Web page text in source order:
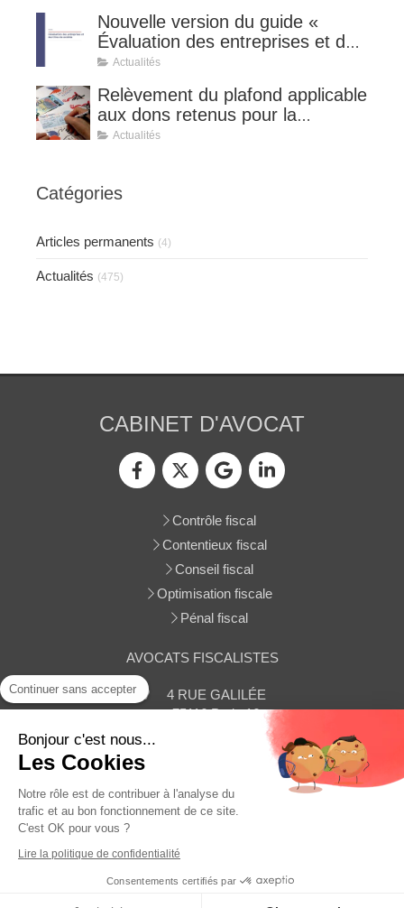
Nouvelle version du guide «
Évaluation des entreprises et des
titres de sociétés ».
Actualités
Relèvement du plafond applicable
aux dons retenus pour la
détermination de la réduction
Actualités
Catégories
Articles permanents (4)
Actualités (475)
CABINET D'AVOCAT
Contrôle fiscal
Contentieux fiscal
Conseil fiscal
Optimisation fiscale
Pénal fiscal
AVOCATS FISCALISTES
4 RUE GALILÉE
75116 Paris 16
Afficher le téléphone
Mentions légales
Continuer sans accepter
Bonjour c'est nous...
Les Cookies
Notre rôle est de contribuer à l'analyse du
trafic et au bon fonctionnement de ce site.
C'est OK pour vous ?
Lire la politique de confidentialité
Consentements certifiés par